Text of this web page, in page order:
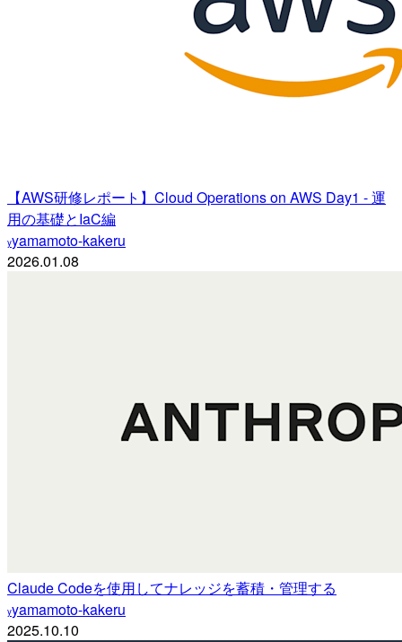
【AWS研修レポート】Cloud Operations on AWS Day1 - 運
用の基礎とIaC編
yyamamoto-kakeru
2026.01.08
Claude Codeを使用してナレッジを蓄積・管理する
yyamamoto-kakeru
2025.10.10